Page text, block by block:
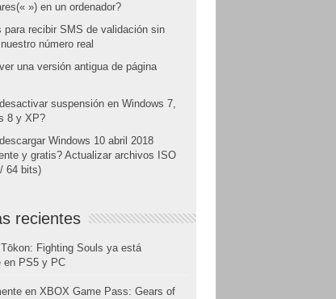
») en un ordenador?
para recibir SMS de validación sin
número real
una versión antigua de página
suspensión en Windows 7,
8 y XP?
Windows 10 abril 2018
y gratis? Actualizar archivos ISO
64 bits)
recientes
Fighting Souls ya está
en PS5 y PC
en XBOX Game Pass: Gears of